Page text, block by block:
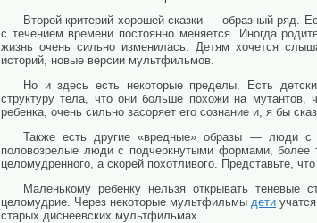
Второй критерий хорошей сказки — образный ряд.
с течением времени постоянно меняется. Иногда
жизнь очень сильно изменилась. Детям хочется
историй, новые версии мультфильмов.
Но и здесь есть некоторые пределы. Есть
структуру тела, что они больше похожи на
ребенка, очень сильно засоряет его сознание и, я бы
Также есть другие «вредные» образы — люди с
половозрелые люди с подчеркнутыми формами, более
целомудренного, а скорей похотливого. Представьте,
Маленькому ребенку нельзя открывать теневые
целомудрие. Через некоторые мультфильмы дети
старых диснеевских мультфильмах.